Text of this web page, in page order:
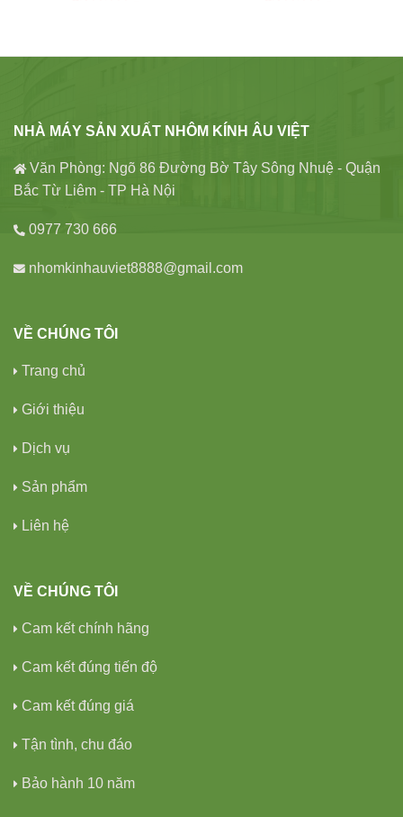
NHÀ MÁY SẢN XUẤT NHÔM KÍNH ÂU VIỆT
Văn Phòng: Ngõ 86 Đường Bờ Tây Sông Nhuệ - Quận
Bắc Từ Liêm - TP Hà Nội
0977 730 666
nhomkinhauviet8888@gmail.com
VỀ CHÚNG TÔI
Trang chủ
Giới thiệu
Dịch vụ
Sản phẩm
Liên hệ
VỀ CHÚNG TÔI
Cam kết chính hãng
Cam kết đúng tiến độ
Cam kết đúng giá
Tận tình, chu đáo
Bảo hành 10 năm